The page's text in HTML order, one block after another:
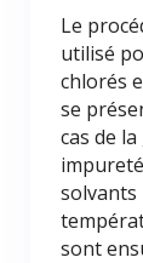
Le
utilisé
chlorés
se
cas de
solvants
sont